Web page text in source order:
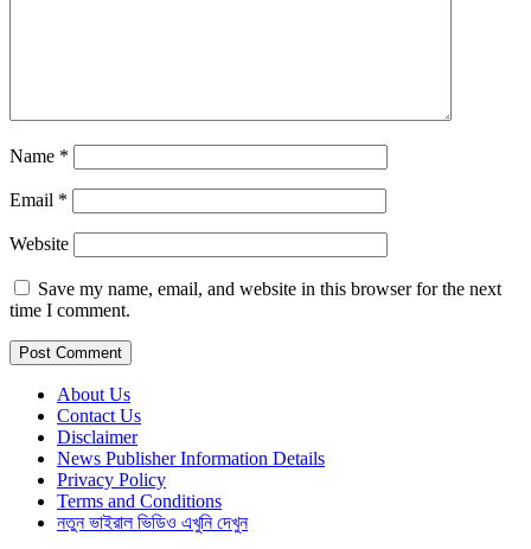
Name *
Email *
Website
Save my name, email, and website in this browser for the next
time I comment.
About Us
Contact Us
Disclaimer
News Publisher Information Details
Privacy Policy
Terms and Conditions
নতুন ভাইরাল ভিডিও এখুনি দেখুন